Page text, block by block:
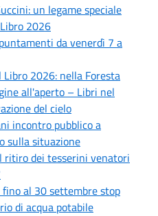
un legame speciale
2026
da venerdì 7 a
2026: nella Foresta
all'aperto – Libri nel
del cielo
incontro pubblico a
sulla situazione
ritiro dei tesserini venatori
al 30 settembre stop
di acqua potabile